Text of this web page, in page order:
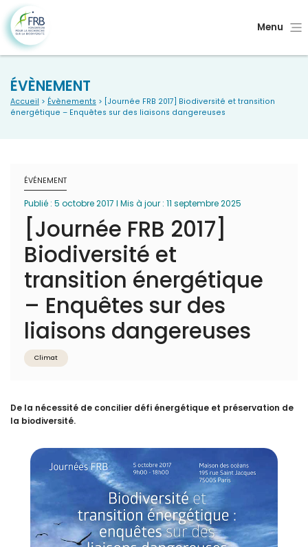
Menu
ÉVÈNEMENT
Accueil > Évènements > [Journée FRB 2017] Biodiversité et transition
énergétique – Enquêtes sur des liaisons dangereuses
ÉVÉNEMENT
Publié : 5 octobre 2017 I Mis à jour : 11 septembre 2025
[Journée FRB 2017]
Biodiversité et
transition énergétique
– Enquêtes sur des
liaisons dangereuses
Climat
De la nécessité de concilier défi énergétique et préservation de
la biodiversité.